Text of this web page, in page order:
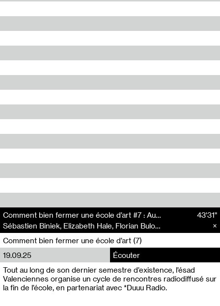
Comment bien fermer une école d’art #7 : Au bout du chemin… Au bout du fil…
Sébastien Biniek, Elizabeth Hale, Florian Bulou Fezard
43'31"
Comment bien fermer une école d’art (7)
19.09.25
Écouter
Tout au long de son dernier semestre d’existence, l’ésad
Valenciennes organise un cycle de rencontres radiodiffusé sur
la fin de l’école, en partenariat avec *Duuu Radio.